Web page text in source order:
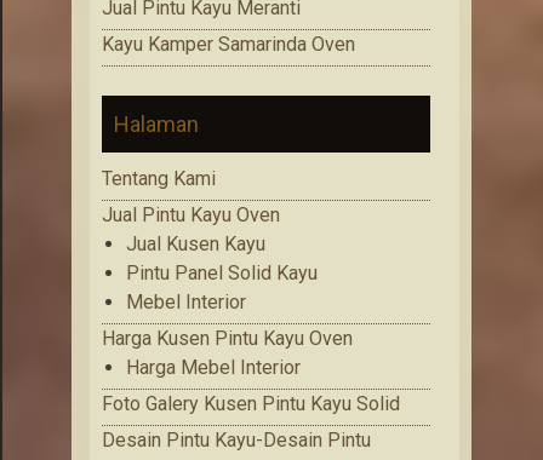
Jual Pintu Kayu Meranti
Kayu Kamper Samarinda Oven
Halaman
Tentang Kami
Jual Pintu Kayu Oven
Jual Kusen Kayu
Pintu Panel Solid Kayu
Mebel Interior
Harga Kusen Pintu Kayu Oven
Harga Mebel Interior
Foto Galery Kusen Pintu Kayu Solid
Desain Pintu Kayu-Desain Pintu